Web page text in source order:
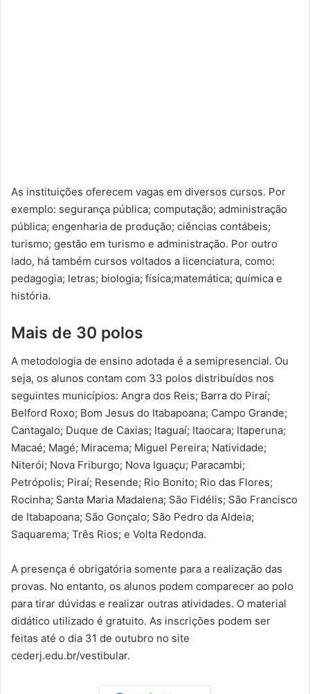
As instituições oferecem vagas em diversos cursos. Por
exemplo: segurança pública; computação; administração
pública; engenharia de produção; ciências contábeis;
turismo; gestão em turismo e administração. Por outro
lado, há também cursos voltados a licenciatura, como:
pedagogia; letras; biologia; física;matemática; química e
história.
Mais de 30 polos
A metodologia de ensino adotada é a semipresencial. Ou
seja, os alunos contam com 33 polos distribuídos nos
seguintes municípios: Angra dos Reis; Barra do Piraí;
Belford Roxo; Bom Jesus do Itabapoana; Campo Grande;
Cantagalo; Duque de Caxias; Itaguaí; Itaocara; Itaperuna;
Macaé; Magé; Miracema; Miguel Pereira; Natividade;
Niterói; Nova Friburgo; Nova Iguaçu; Paracambi;
Petrópolis; Piraí; Resende; Rio Bonito; Rio das Flores;
Rocinha; Santa Maria Madalena; São Fidélis; São Francisco
de Itabapoana; São Gonçalo; São Pedro da Aldeia;
Saquarema; Três Rios; e Volta Redonda.
A presença é obrigatória somente para a realização das
provas. No entanto, os alunos podem comparecer ao polo
para tirar dúvidas e realizar outras atividades. O material
didático utilizado é gratuito. As inscrições podem ser
feitas até o dia 31 de outubro no site
cederj.edu.br/vestibular.